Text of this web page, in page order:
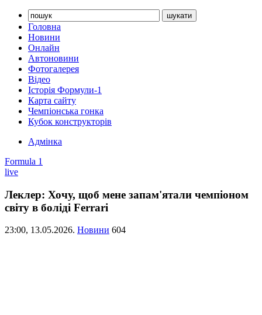
Головна
Новини
Онлайн
Автоновини
Фотогалерея
Відео
Історія Формули-1
Карта сайту
Чемпіонська гонка
Кубок конструкторів
Адмінка
Formula 1
live
Леклер: Хочу, щоб мене запам'ятали чемпіоном
світу в боліді Ferrari
23:00, 13.05.2026. Новини 604